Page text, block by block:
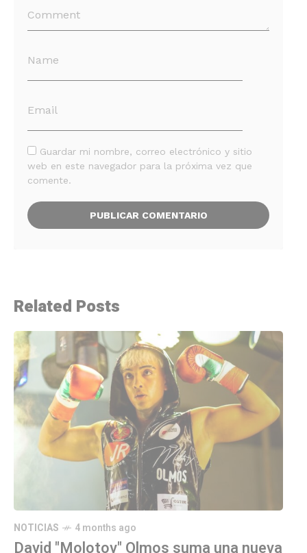
Guardar mi nombre, correo electrónico y sitio
web en este navegador para la próxima vez que
comente.
Related Posts
NOTICIAS 4 months ago
David "Molotov" Olmos suma una nueva